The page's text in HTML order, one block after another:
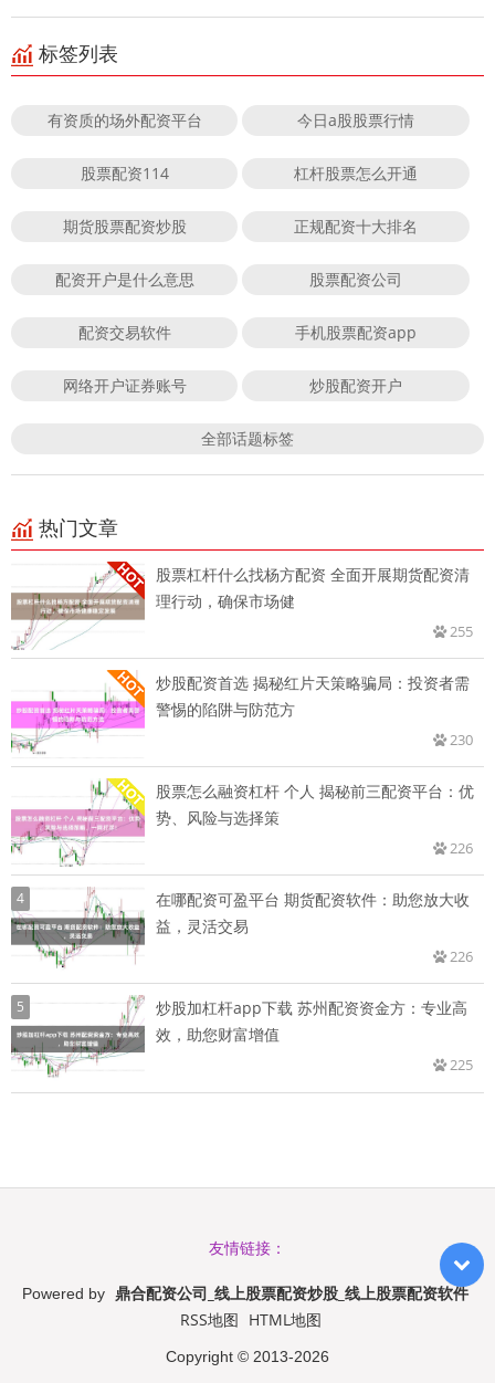
标签列表
有资质的场外配资平台 今日a股股票行情
股票配资114 杠杆股票怎么开通
期货股票配资炒股 正规配资十大排名
配资开户是什么意思 股票配资公司
配资交易软件 手机股票配资app
网络开户证券账号 炒股配资开户
全部话题标签
热门文章
股票杠杆什么找杨方配资 全面开展期货配资清
理行动，确保市场健
255
炒股配资首选 揭秘红片天策略骗局：投资者需
警惕的陷阱与防范方
230
股票怎么融资杠杆 个人 揭秘前三配资平台：优
势、风险与选择策
226
4
在哪配资可盈平台 期货配资软件：助您放大收
益，灵活交易
226
5
炒股加杠杆app下载 苏州配资资金方：专业高
效，助您财富增值
225
友情链接：
Powered by 鼎合配资公司_线上股票配资炒股_线上股票配资软件
RSS地图 HTML地图
Copyright © 2013-2026